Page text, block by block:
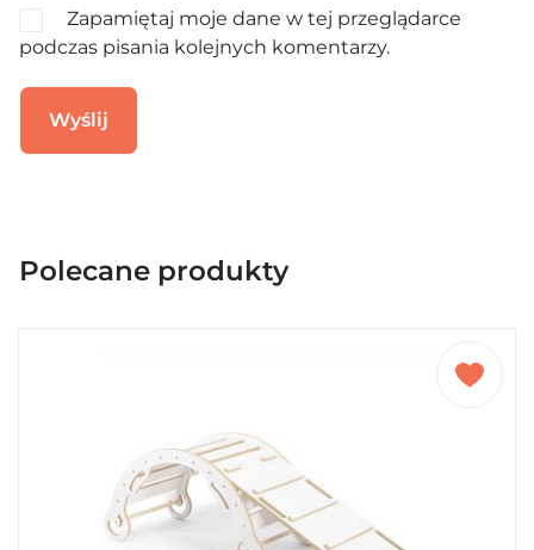
Zapamiętaj moje dane w tej przeglądarce
podczas pisania kolejnych komentarzy.
Polecane produkty